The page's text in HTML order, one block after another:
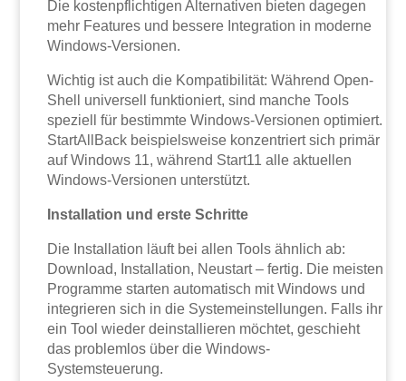
Die kostenpflichtigen Alternativen bieten dagegen
mehr Features und bessere Integration in moderne
Windows-Versionen.
Wichtig ist auch die Kompatibilität: Während Open-
Shell universell funktioniert, sind manche Tools
speziell für bestimmte Windows-Versionen optimiert.
StartAllBack beispielsweise konzentriert sich primär
auf Windows 11, während Start11 alle aktuellen
Windows-Versionen unterstützt.
Installation und erste Schritte
Die Installation läuft bei allen Tools ähnlich ab:
Download, Installation, Neustart – fertig. Die meisten
Programme starten automatisch mit Windows und
integrieren sich in die Systemeinstellungen. Falls ihr
ein Tool wieder deinstallieren möchtet, geschieht
das problemlos über die Windows-
Systemsteuerung.